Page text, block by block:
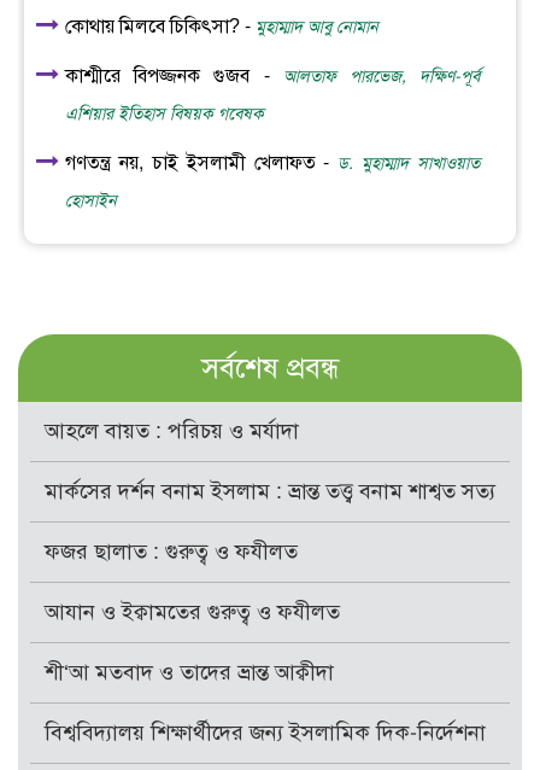
কোথায় মিলবে চিকিৎসা? - মুহাম্মাদ আবু নোমান
কাশ্মীরে বিপজ্জনক গুজব -
আলতাফ পারভেজ, দক্ষিণ-পূর্ব
এশিয়ার ইতিহাস বিষয়ক গবেষক
গণতন্ত্র নয়, চাই ইসলামী খেলাফত - ড. মুহাম্মাদ সাখাওয়াত
হোসাইন
সর্বশেষ প্রবন্ধ
আহলে বায়ত : পরিচয় ও মর্যাদা
মার্কসের দর্শন বনাম ইসলাম : ভ্রান্ত তত্ত্ব বনাম শাশ্বত সত্য
ফজর ছালাত : গুরুত্ব ও ফযীলত
আযান ও ইক্বামতের গুরুত্ব ও ফযীলত
শী‘আ মতবাদ ও তাদের ভ্রান্ত আক্বীদা
বিশ্ববিদ্যালয় শিক্ষার্থীদের জন্য ইসলামিক দিক-নির্দেশনা